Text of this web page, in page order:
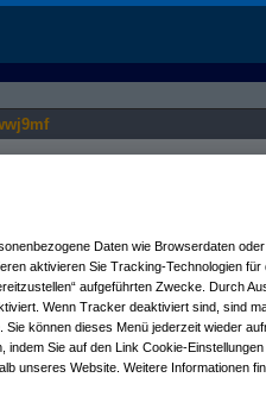
Daten wie Browserdaten
aktivieren Sie Tracking-Technologien für
aufgeführten Zwecke. Durch
Wenn Tracker deaktiviert sind, sind
können dieses Menü jederzeit wieder
Sie auf den Link Cookie-
unseres Website. Weitere Informationen